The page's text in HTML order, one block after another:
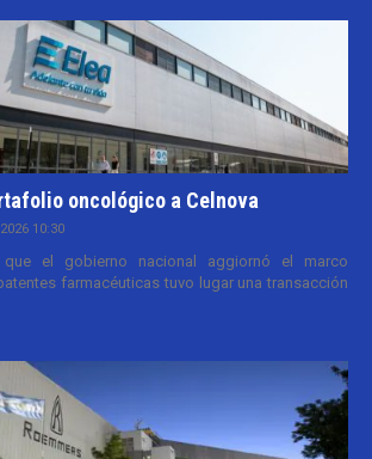
oncológico a Celnova
10:30
el gobierno nacional aggiornó el marco
farmacéuticas tuvo lugar una transacción